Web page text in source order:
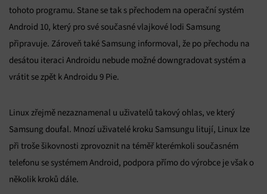
tohoto programu. Stane se tak s přechodem na operační systém
Android 10, který pro své současné vlajkové lodi Samsung
připravuje. Zároveň také Samsung informoval, že po přechodu na
desátou iteraci Androidu nebude možné downgradovat systém a
vrátit se zpět k Androidu 9 Pie.
Linux zřejmě nezaznamenal u uživatelů takový ohlas, ve který
Samsung doufal. Mnozí uživatelé kroku Samsungu litují, Linux lze
při troše šikovnosti zprovoznit na téměř kterémkoli současném
telefonu se systémem Android, podpora přímo do výrobce je však o
několik kroků dále.